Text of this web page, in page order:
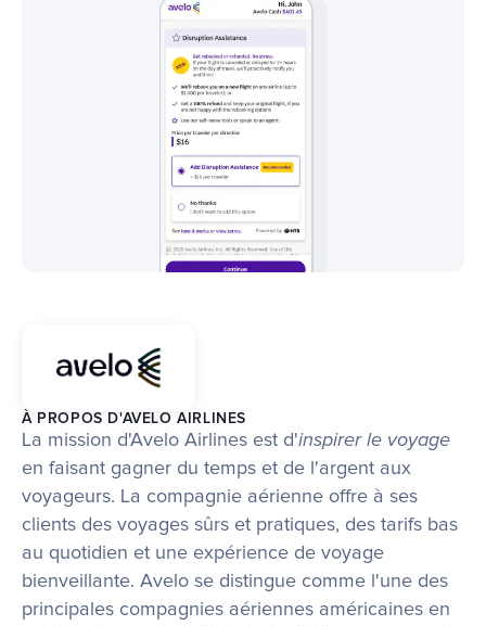
À PROPOS D'AVELO AIRLINES
La mission d'Avelo Airlines est d'inspirer le voyage
en faisant gagner du temps et de l'argent aux
voyageurs. La compagnie aérienne offre à ses
clients des voyages sûrs et pratiques, des tarifs bas
au quotidien et une expérience de voyage
bienveillante. Avelo se distingue comme l'une des
principales compagnies aériennes américaines en